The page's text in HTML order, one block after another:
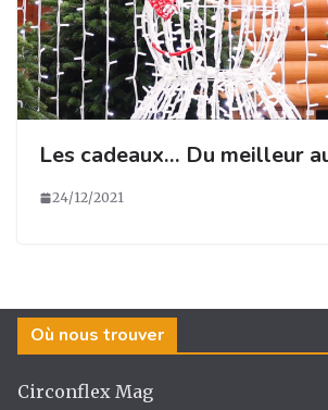
Les cadeaux… Du meilleur
24/12/2021
Où nous trouver
Circonflex Mag